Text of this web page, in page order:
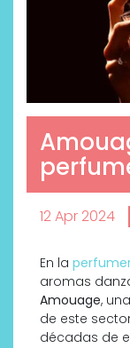
12 Apr 2024
En la
aromas
Amouage,
de este
décadas de